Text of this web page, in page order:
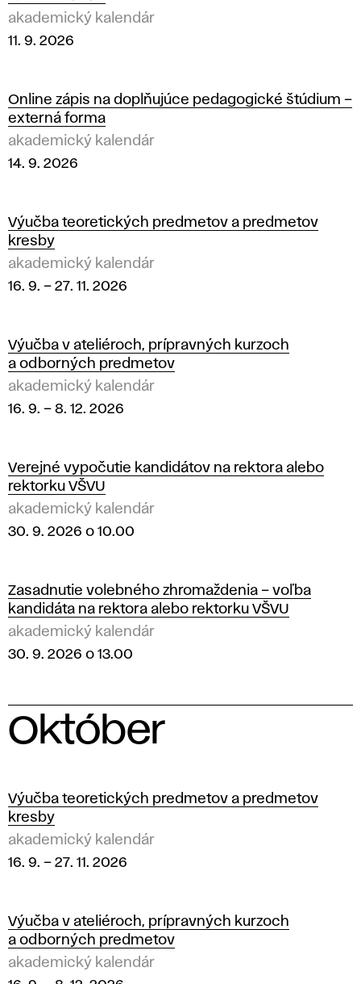
akademický kalendár
11. 9. 2026
Online zápis na doplňujúce pedagogické štúdium –
externá forma
akademický kalendár
14. 9. 2026
Výučba teoretických predmetov a predmetov
kresby
akademický kalendár
16. 9. – 27. 11. 2026
Výučba v ateliéroch, prípravných kurzoch
a odborných predmetov
akademický kalendár
16. 9. – 8. 12. 2026
Verejné vypočutie kandidátov na rektora alebo
rektorku VŠVU
akademický kalendár
30. 9. 2026 o 10.00
Zasadnutie volebného zhromaždenia – voľba
kandidáta na rektora alebo rektorku VŠVU
akademický kalendár
30. 9. 2026 o 13.00
Október
0
2
6
Výučba teoretických predmetov a predmetov
kresby
akademický kalendár
16. 9. – 27. 11. 2026
Výučba v ateliéroch, prípravných kurzoch
a odborných predmetov
akademický kalendár